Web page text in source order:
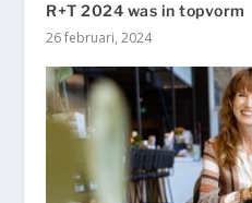
R+T 2024 was in topvorm
26 februari, 2024